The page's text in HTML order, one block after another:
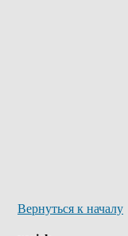
Вернуться к началу